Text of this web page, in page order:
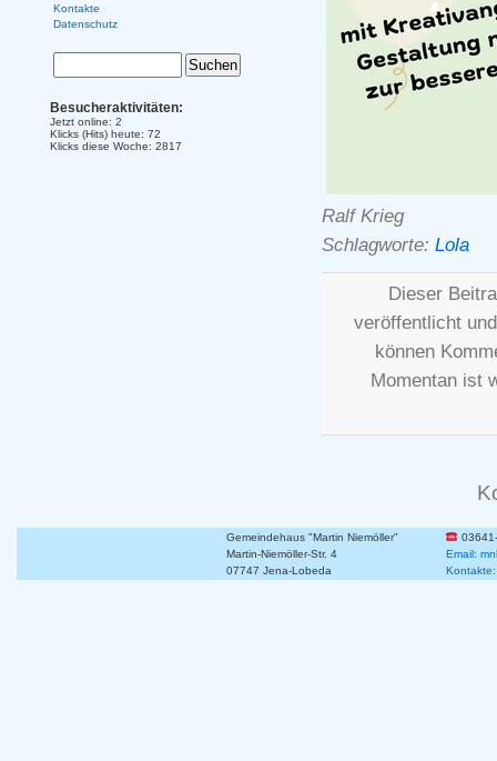
Ralf Krieg
Schlagworte: Lola
Dieser
veröffentlicht
können
Momentan ist
Kontakte
Datenschutz
Besucheraktivitäten:
Jetzt online: 2
Klicks (Hits) heute: 72
Klicks diese Woche: 2817
Gemeindehaus "Martin Niemöller"
Martin-Niemöller-Str. 4
Email:
07747 Jena-Lobeda